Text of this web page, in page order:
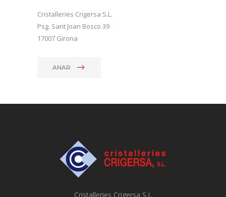
Cristalleries Crigersa S.L.
Psg. Sant Joan Bosco 39
17007 Girona
ANAR
Cristalleries Crigersa S.L